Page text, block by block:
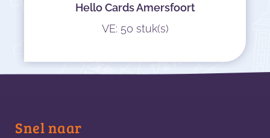
Hello Cards Amersfoort
VE: 50 stuk(s)
Snel naar